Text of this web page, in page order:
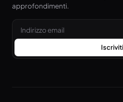
approfondimenti.
Email
Iscriviti